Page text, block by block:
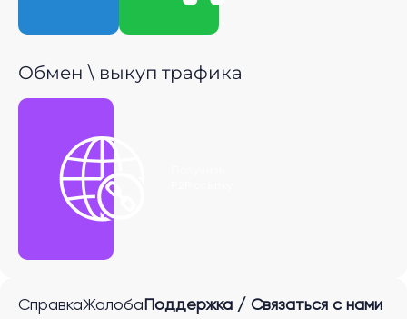
Обмен \ выкуп трафика
СправкаЖалоба Поддержка / Связаться с нами